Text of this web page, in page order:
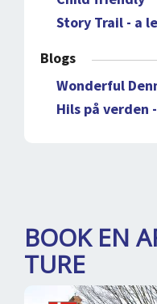
Story Trail - a
Blogs
Wonderful
Hils på verden
BOOK EN
TURE